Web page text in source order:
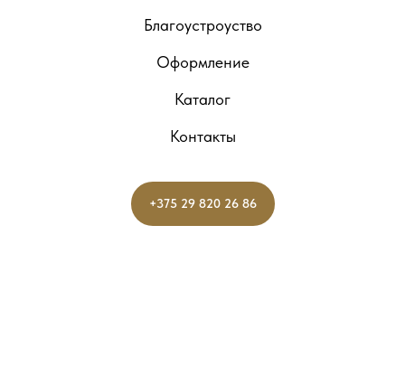
Благоустроуство
Оформление
Каталог
Контакты
+375 29 820 26 86